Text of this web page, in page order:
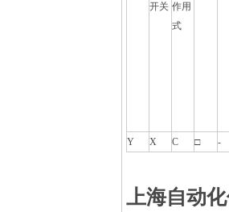
开关 作用
式
Y X C □ -
上海自动